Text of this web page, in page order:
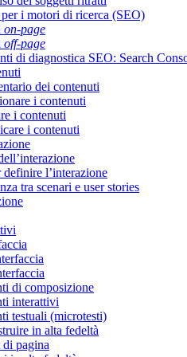
i motori di ricerca (SEO)
on-page
off-page
di diagnostica SEO: Search
dei contenuti
i contenuti
i contenuti
i contenuti
definire l’interazione
tra scenari e user stories
di composizione
interattivi
testuali (microtesti)
in alta fedeltà
pagina